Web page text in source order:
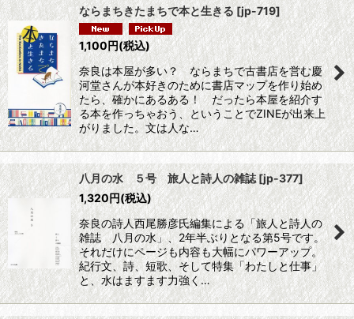
並び順:
絞り込む
ならまちきたまちで本と生きる [jp-719]
1,100円(税込)
奈良は本屋が多い？ ならまちで古書店を営む慶
河堂さんが本好きのために書店マップを作り始め
たら、確かにあるある！ だったら本屋を紹介す
る本を作っちゃおう、ということでZINEが出来上
がりました。文は人な…
八月の水 ５号 旅人と詩人の雑誌[jp-377]
1,320円(税込)
奈良の詩人西尾勝彦氏編集による「旅人と詩人の
雑誌 八月の水」、2年半ぶりとなる第5号です。
それだけにページも内容も大幅にパワーアップ。
紀行文、詩、短歌、そして特集「わたしと仕事」
と、水はますます力強く…